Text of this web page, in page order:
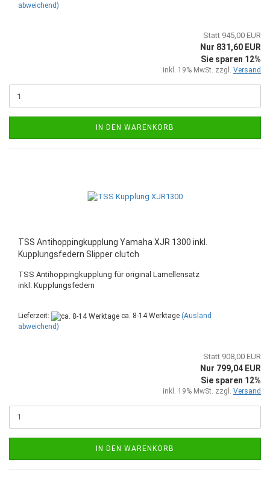
abweichend)
Statt 945,00 EUR
Nur 831,60 EUR
Sie sparen 12%
inkl. 19% MwSt. zzgl. Versand
IN DEN WARENKORB
TSS Antihoppingkupplung Yamaha XJR 1300 inkl.
Kupplungsfedern Slipper clutch
TSS Antihoppingkupplung für original Lamellensatz
inkl. Kupplungsfedern
Lieferzeit: ca. 8-14 Werktage (Ausland
abweichend)
Statt 908,00 EUR
Nur 799,04 EUR
Sie sparen 12%
inkl. 19% MwSt. zzgl. Versand
IN DEN WARENKORB